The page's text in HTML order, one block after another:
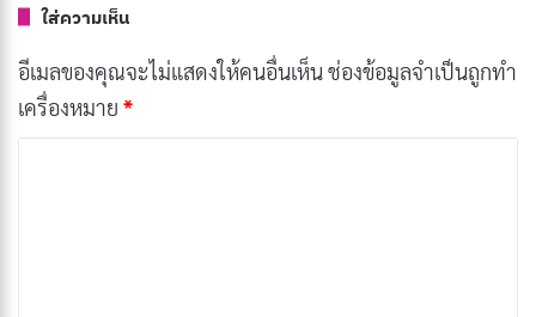
ใส่ความเห็น
อีเมลของคุณจะไม่แสดงให้คนอื่นเห็น ช่องข้อมูลจำเป็นถูกทำ
เครื่องหมาย *